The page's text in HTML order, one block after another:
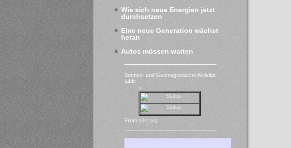
Wie sich neue Energien jetzt
durchsetzen
Eine neue Generation wächst
heran
Autos müssen warten
Sonnen- und Geomagnetische Aktivität
table
>
From n3kl.org